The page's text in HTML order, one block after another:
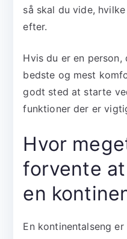
så skal du vide,
efter.
Hvis du er en
bedste og mest
godt sted at starte
funktioner der er
Hvor
forvente
en
En kontinentalseng